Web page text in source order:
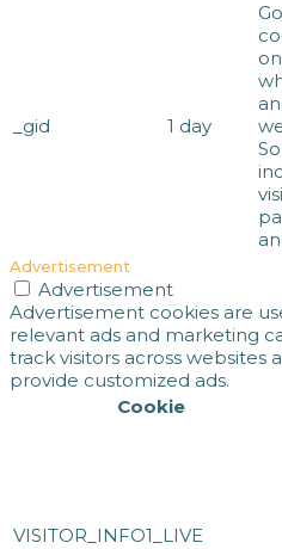
_gid 1 day
Advertisement
Advertisement
Advertisement cookies are
relevant ads and marketing
track visitors across
provide customized ads.
Cookie
VISITOR_INFO1_LIVE